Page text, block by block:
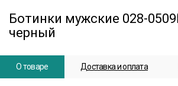
Ботинки мужские 028-
черный
О товаре Доставка и оплата